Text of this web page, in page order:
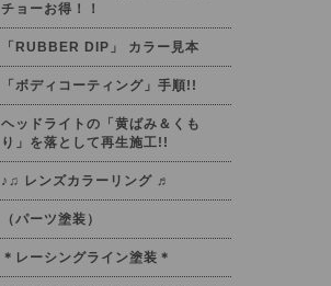
チョーお得！！
「RUBBER DIP」 カラー見本
「ボディコーティング」手順!!
ヘッドライトの「黄ばみ＆くも
り」を落として再生施工!!
♪♫ レンズカラーリング ♬
（パーツ塗装）
＊レーシングライン塗装＊